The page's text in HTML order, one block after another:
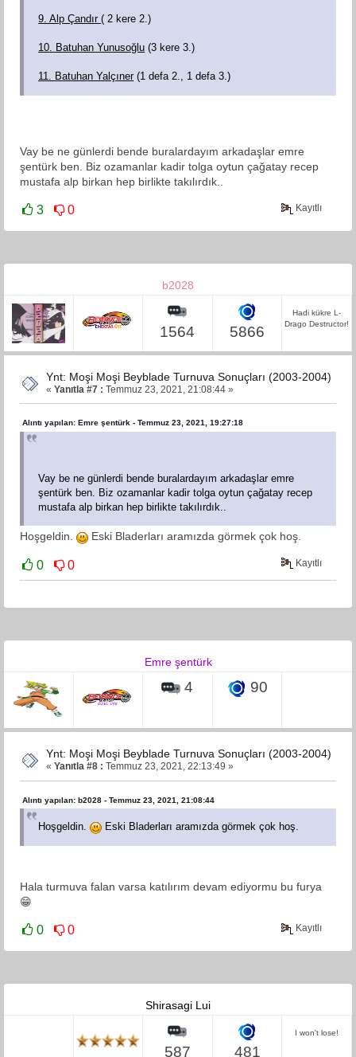
9. Alp Çandır( 2 kere 2.)
10. Batuhan Yunusoğlu (3 kere 3.)
11. Batuhan Yalçıner(1 defa 2., 1 defa 3.)
Vay be ne günlerdi bende buralardayım arkadaşlar emre
şentürk ben. Biz ozamanlar kadir tolga oytun çağatay recep
mustafa alp birkan hep birlikte takılırdık..
3 0 Kayıtlı
b2028
1564 5866
Hadi kükre L-
Drago Destructor!
Ynt: Moşi Moşi Beyblade Turnuva Sonuçları (2003-2004)
« Yanıtla #7 : Temmuz 23, 2021, 21:08:44 »
Alıntı yapılan: Emre şentürk - Temmuz 23, 2021, 19:27:18
Vay be ne günlerdi bende buralardayım arkadaşlar emre
şentürk ben. Biz ozamanlar kadir tolga oytun çağatay recep
mustafa alp birkan hep birlikte takılırdık..
Hoşgeldin. Eski Bladerları aramızda görmek çok hoş.
0 0 Kayıtlı
Emre şentürk
4 90
Ynt: Moşi Moşi Beyblade Turnuva Sonuçları (2003-2004)
« Yanıtla #8 : Temmuz 23, 2021, 22:13:49 »
Alıntı yapılan: b2028 - Temmuz 23, 2021, 21:08:44
Hoşgeldin. Eski Bladerları aramızda görmek çok hoş.
Hala turmuva falan varsa katılırım devam ediyormu bu furya
😁
0 0 Kayıtlı
Shirasagi Lui
587 481
I won't lose!